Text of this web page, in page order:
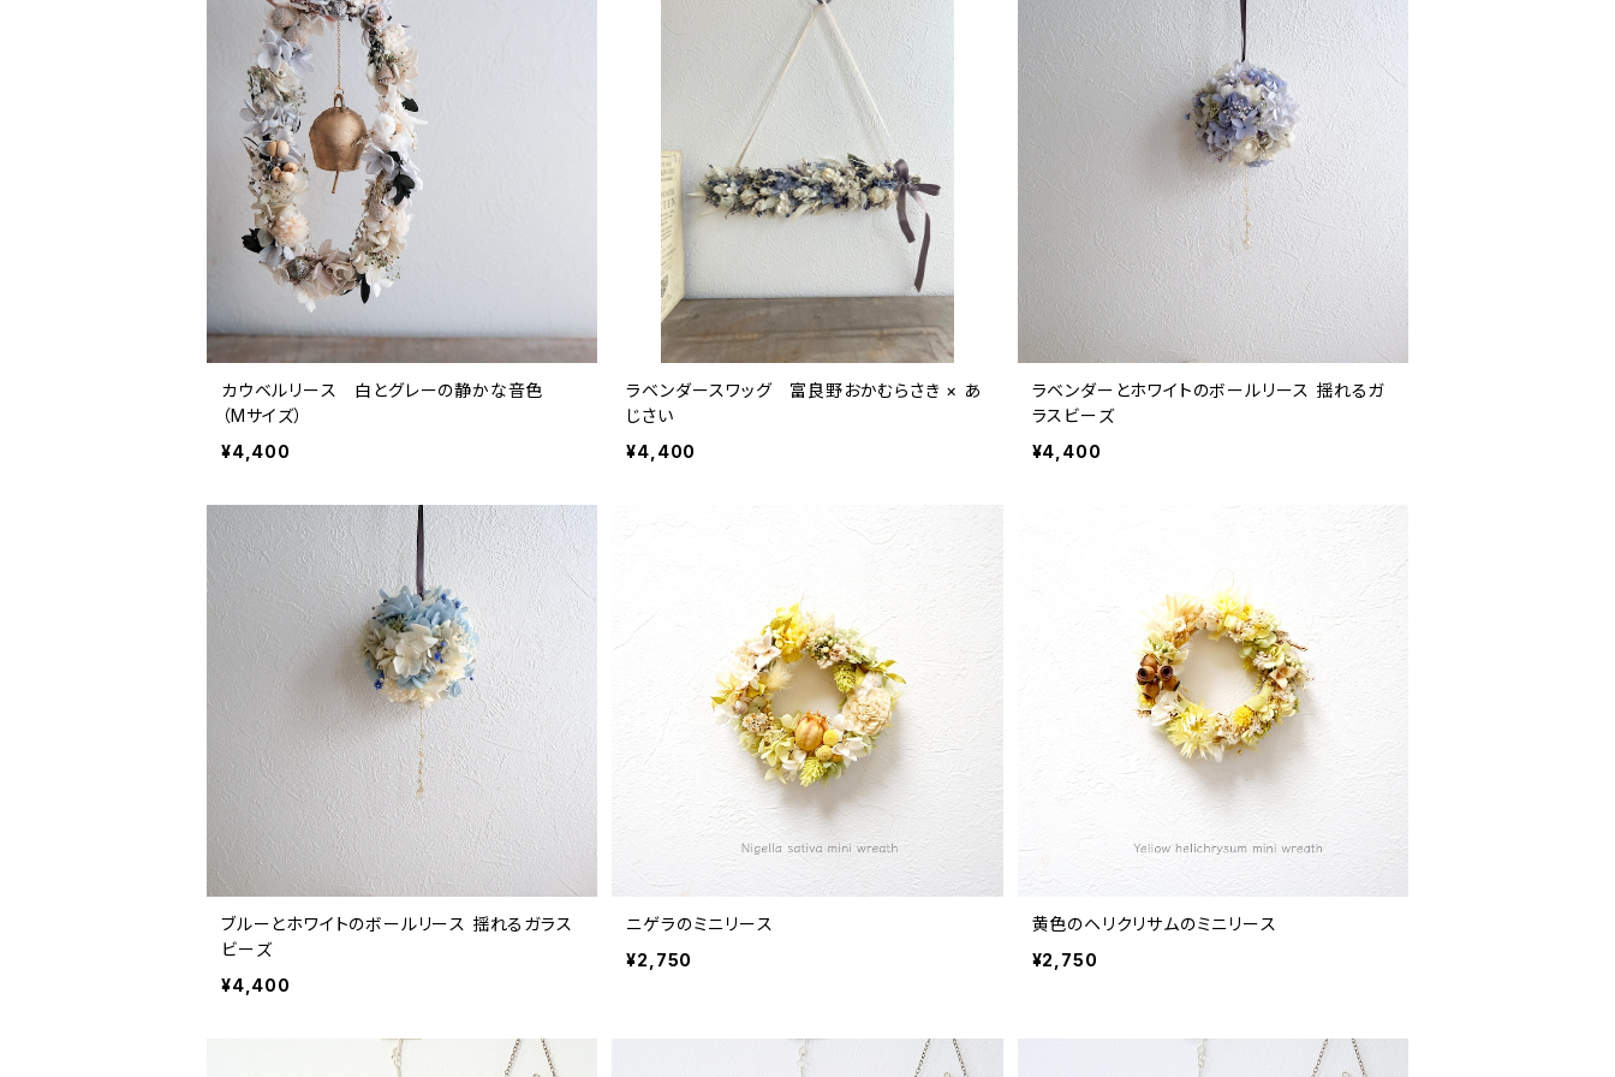
カウベルリース 白とグレーの静かな音色
（Mサイズ）
¥4,400
ラベンダースワッグ 富良野おかむらさき × あ
じさい
¥4,400
ラベンダーとホワイトのボールリース 揺れるガ
ラスビーズ
¥4,400
ブルーとホワイトのボールリース 揺れるガラス
ビーズ
¥4,400
ニゲラのミニリース
¥2,750
黄色のヘリクリサムのミニリース
¥2,750